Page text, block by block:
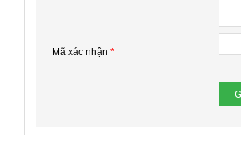
Mã xác nhận *